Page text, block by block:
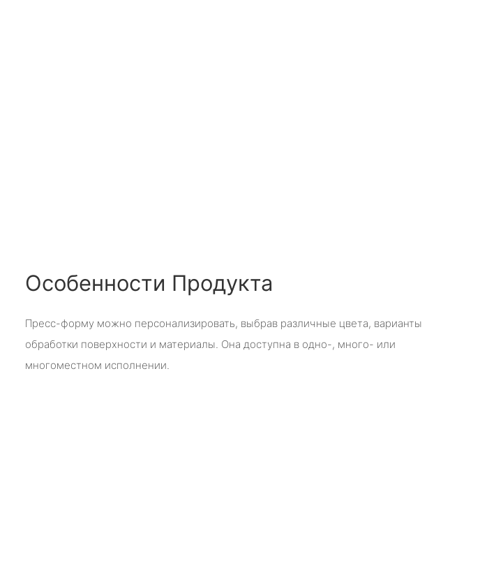
Особенности Продукта
Пресс-форму можно персонализировать, выбрав различные цвета, варианты
обработки поверхности и материалы. Она доступна в одно-, много- или
многоместном исполнении.